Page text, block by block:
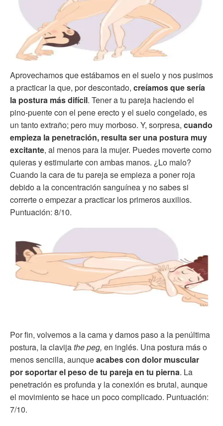
Aprovechamos que estábamos en el suelo y nos pusimos
a practicar la que, por descontado, creíamos que sería
la postura más difícil. Tener a tu pareja haciendo el
pino-puente con el pene erecto y el suelo congelado, es
un tanto extraño; pero muy morboso. Y, sorpresa, cuando
empieza la penetración, resulta ser una postura muy
excitante, al menos para la mujer. Puedes moverte como
quieras y estimularte con ambas manos. ¿Lo malo?
Cuando la cara de tu pareja se empieza a poner roja
debido a la concentración sanguínea y no sabes si
correrte o empezar a practicar los primeros auxilios.
Puntuación: 8/10.
Por fin, volvemos a la cama y damos paso a la penúltima
postura, la clavijathe peg, en inglés. Una postura más o
menos sencilla, aunqueacabes con dolor muscular
por soportar el peso de tu pareja en tu pierna. La
penetración es profunda y la conexión es brutal, aunque
el movimiento se hace un poco complicado. Puntuación:
7/10.